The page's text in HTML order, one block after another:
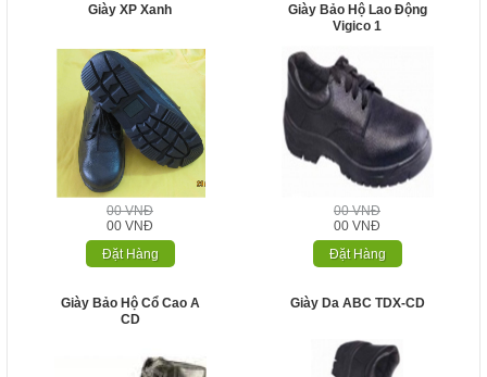
Giày XP Xanh
00 VNĐ
00 VNĐ
Đặt Hàng
Giày Bảo Hộ Lao Động
Vigico 1
00 VNĐ
00 VNĐ
Đặt Hàng
Giày Bảo Hộ Cổ Cao A
CD
Giày Da ABC TDX-CD